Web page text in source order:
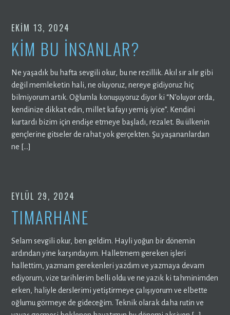
EKIM 13, 2024
KİM BU İNSANLAR?
Ne yaşadık bu hafta sevgili okur, bu ne rezillik. Akıl sır alır gibi
değil memleketin hali, ne oluyoruz, nereye gidiyoruz hiç
bilmiyorum artık. Oğlumla konuşuyoruz diyor ki “N’oluyor orda,
kendinize dikkat edin, millet kafayı yemiş iyice”. Kendini
kurtardı bizim için endişe etmeye başladı, rezalet. Bu ülkenin
gençlerine gitseler de rahat yok gerçekten. Şu yaşananlardan
ne […]
EYLÜL 29, 2024
TIMARHANE
Selam sevgili okur, ben geldim. Hayli yoğun bir dönemin
ardından yine karşındayım. Halletmem gereken işleri
hallettim, yazmam gerekenleri yazdım ve yazmaya devam
ediyorum, vize tarihlerim belli oldu ve ne yazık ki tahminimden
erken, haliyle derslerimi yetiştirmeye çalışıyorum ve elbette
oğlumu görmeye de gideceğim. Teknik olarak daha rutin ve